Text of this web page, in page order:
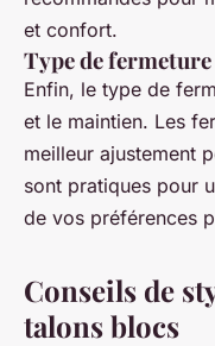
et confort.
Type de fermeture
Enfin, le type de
et le maintien. Les
meilleur ajustement
sont pratiques pour
de vos préférences
Conseils de
talons blocs